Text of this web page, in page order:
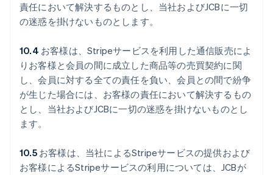
責任において解決するものとし、当社およびJCBに一切
の迷惑を掛けないものとします。
10.4 お客様は、Stripeサービスを利用した通信販売によ
りお客様と会員の間に成立した商品等の売買契約に関
し、会員に対する全ての責任を負い、会員との間で紛争
が生じた場合には、お客様の責任において解決するもの
とし、当社およびJCBに一切の迷惑を掛けないものとし
ます。
10.5お客様は、当社によるStripeサービスの提供および
お客様によるStripeサービスの利用については、JCBが